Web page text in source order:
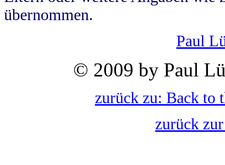
übernommen.
Paul
© 2009 by Paul
zurück zu: Back to
zurück